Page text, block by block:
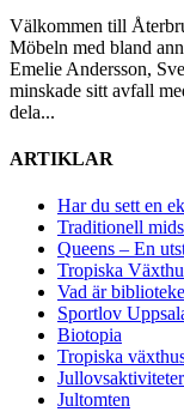
Välkommen till
Möbeln med bland
Emelie Andersson,
minskade sitt avfall
dela...
ARTIKLAR
Har du sett en
Traditionell
Queens – En
Tropiska
Vad är
Sportlov
Biotopia
Tropiska
Jultomten